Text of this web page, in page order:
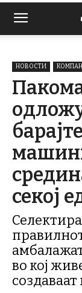
НОВОСТИ
секој
во кој